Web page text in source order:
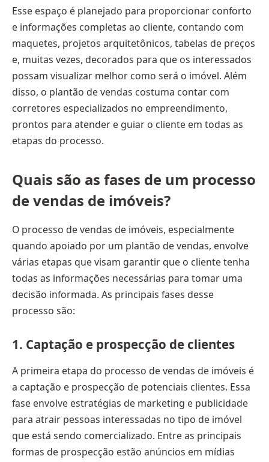
Esse espaço é planejado para proporcionar conforto
e informações completas ao cliente, contando com
maquetes, projetos arquitetônicos, tabelas de preços
e, muitas vezes, decorados para que os interessados
possam visualizar melhor como será o imóvel. Além
disso, o plantão de vendas costuma contar com
corretores especializados no empreendimento,
prontos para atender e guiar o cliente em todas as
etapas do processo.
Quais são as fases de um processo
de vendas de imóveis?
O processo de vendas de imóveis, especialmente
quando apoiado por um plantão de vendas, envolve
várias etapas que visam garantir que o cliente tenha
todas as informações necessárias para tomar uma
decisão informada. As principais fases desse
processo são:
1. Captação e prospecção de clientes
A primeira etapa do processo de vendas de imóveis é
a captação e prospecção de potenciais clientes. Essa
fase envolve estratégias de marketing e publicidade
para atrair pessoas interessadas no tipo de imóvel
que está sendo comercializado. Entre as principais
formas de prospecção estão anúncios em mídias